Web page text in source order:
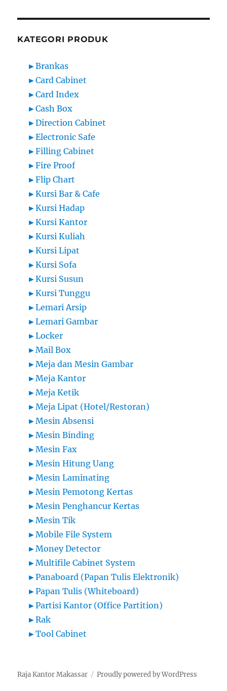
KATEGORI PRODUK
►Brankas
►Card Cabinet
►Card Index
►Cash Box
►Direction Cabinet
►Electronic Safe
►Filling Cabinet
►Fire Proof
►Flip Chart
►Kursi Bar & Cafe
►Kursi Hadap
►Kursi Kantor
►Kursi Kuliah
►Kursi Lipat
►Kursi Sofa
►Kursi Susun
►Kursi Tunggu
►Lemari Arsip
►Lemari Gambar
►Locker
►Mail Box
►Meja dan Mesin Gambar
►Meja Kantor
►Meja Ketik
►Meja Lipat (Hotel/Restoran)
►Mesin Absensi
►Mesin Binding
►Mesin Fax
►Mesin Hitung Uang
►Mesin Laminating
►Mesin Pemotong Kertas
►Mesin Penghancur Kertas
►Mesin Tik
►Mobile File System
►Money Detector
►Multifile Cabinet System
►Panaboard (Papan Tulis Elektronik)
►Papan Tulis (Whiteboard)
►Partisi Kantor (Office Partition)
►Rak
►Tool Cabinet
Raja Kantor Makassar Proudly powered by WordPress